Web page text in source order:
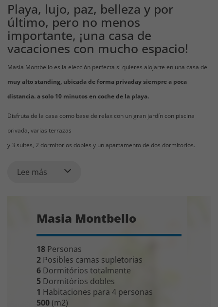
Playa, lujo, paz, belleza y por
último, pero no menos
importante, ¡una casa de
vacaciones con mucho espacio!
Masia Montbello es la elección perfecta si quieres alojarte en una casa de
muy alto standing, ubicada de forma privaday siempre a poca
distancia. a solo 10 minutos en coche de la playa.
Disfruta de la casa como base de relax con un gran jardín con piscina
privada, varias terrazas
y 3 suites, 2 dormitorios dobles y un apartamento de dos dormitorios.
Es increíble ver qué tan privada es la casa, teniendo en cuenta que estarás
restaurantes y tiendas. Y un poco más adelante tendrás las bonitas
ciudades deTarragonayReus.
Espacios al aire libre:
Masía Montbello se encuentra en unterreno de 165.000m2
olivos y árboles frutales. Los propietarios producen su propio aceite de
oliva excelente. Desde el jardín de recreo de 2000 m2 con una gran piscina
Lee más
Masia Montbello
18 Personas
2 Posibles camas supletorias
6 Dormitórios totalmente
5 Dormitórios dobles
1 Habitaciones para 4 personas
500(m2)